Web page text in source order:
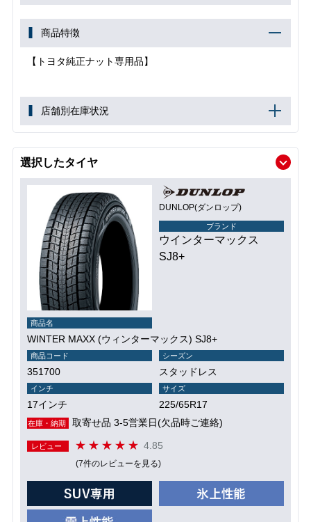
商品特徴
【トヨタ純正ナット専用品】
店舗別在庫状況
選択したタイヤ
DUNLOP(ダンロップ)
ブランド
ウインターマックス
SJ8+
商品名
WINTER MAXX (ウィンターマックス) SJ8+
商品コード
351700
シーズン
スタッドレス
インチ
17インチ
サイズ
225/65R17
在庫・納期 取寄せ品 3-5営業日(欠品時ご連絡)
レビュー 4.85
(7件のレビューを見る)